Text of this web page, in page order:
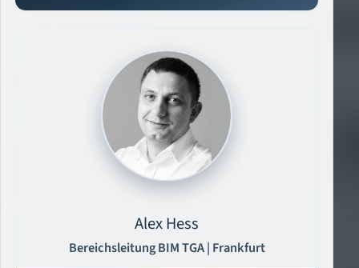
Alex Hess
Bereichsleitung BIM TGA | Frankfurt